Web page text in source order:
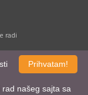
radi
u cenu.
Prihvatam!
našeg sajta sa